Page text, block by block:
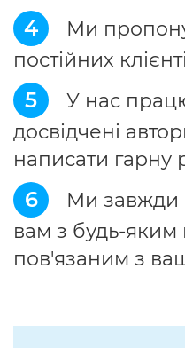
4
Ми
постійних
5
У нас
досвідчені
написати гарну
6
Ми завжди
вам з будь-яким
пов'язаним з